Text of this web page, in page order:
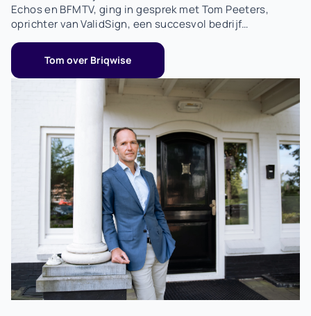
Echos en BFMTV, ging in gesprek met Tom Peeters,
oprichter van ValidSign, een succesvol bedrijf
gespecialiseerd in e-handtekeningen. In dit interview
deelt John zijn persoonlijke ervaring met investeren via
Briqwise.
Tom over Briqwise